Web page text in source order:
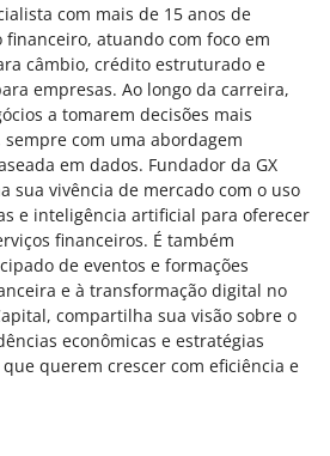
com mais de 15 anos de
atuando com foco em
câmbio, crédito estruturado e
empresas. Ao longo da carreira,
a tomarem decisões mais
com uma abordagem
em dados. Fundador da GX
sua vivência de mercado com o uso
e inteligência artificial para oferecer
financeiros. É também
de eventos e formações
e à transformação digital no
compartilha sua visão sobre o
econômicas e estratégias
querem crescer com eficiência e